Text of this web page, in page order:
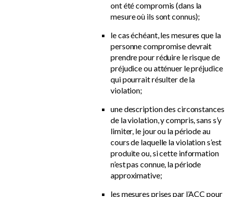
ont été compromis (dans la
mesure où ils sont connus);
le cas échéant, les mesures que la
personne compromise devrait
prendre pour réduire le risque de
préjudice ou atténuer le préjudice
qui pourrait résulter de la
violation;
une description des circonstances
de la violation, y compris, sans s’y
limiter, le jour ou la période au
cours de laquelle la violation s’est
produite ou, si cette information
n’est pas connue, la période
approximative;
les mesures prises par l’ACC pour